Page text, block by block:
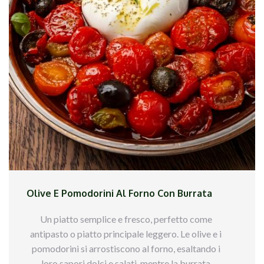
Aggiusta di sale e pepe.
Tataki di tonno: Marinare il tonno con salsa di
soia e miele per 10 minuti, poi scottarlo in padella
per 30 secondi per lato. Affettarlo sottilmente.
Cialda di Parmigiano: Sciogli il Parmigiano in una
padella calda fino a ottenere una cialda
croccante, poi raffreddala.
Comporre il piatto: Distribuisci la crema di olive,
adagia il tonno affettato sopra, aggiungi la cialda
edibili e germogli.
Olive E Pomodorini Al Forno Con Burrata
Un piatto semplice e fresco, perfetto come
antipasto o piatto principale leggero. Le olive e i
pomodorini si arrostiscono al forno, esaltando i